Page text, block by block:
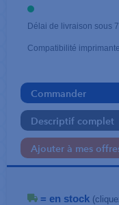
Délai de livraison sous
Compatibilité
Commander
Descriptif complet
Ajouter à mes
= en stock